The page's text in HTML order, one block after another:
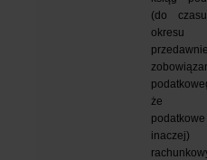
(do
okresu
że